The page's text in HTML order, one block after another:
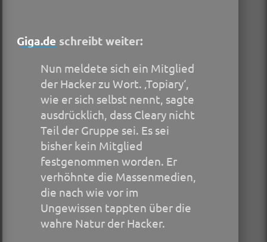
Giga.de schreibt weiter:
Nun meldete sich ein Mitglied
der Hacker zu Wort. ‚Topiary‘,
wie er sich selbst nennt, sagte
ausdrücklich, dass Cleary nicht
Teil der Gruppe sei. Es sei
bisher kein Mitglied
festgenommen worden. Er
verhöhnte die Massenmedien,
die nach wie vor im
Ungewissen tappten über die
wahre Natur der Hacker.